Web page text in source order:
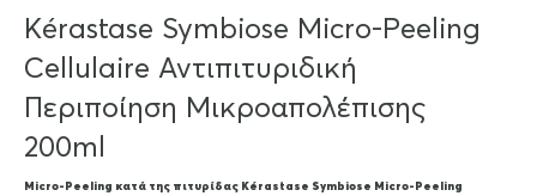
Kérastase Symbiose Micro-Peeling
Cellulaire Αντιπιτυριδική
Περιποίηση Μικροαπολέπισης
200ml
Micro-Peeling κατά της πιτυρίδας Kérastase Symbiose Micro-Peeling